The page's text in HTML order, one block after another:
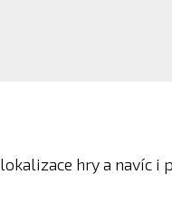
hry a navíc i